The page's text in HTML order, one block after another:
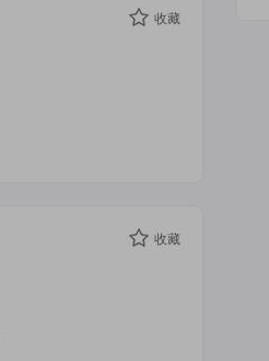
收藏
收藏